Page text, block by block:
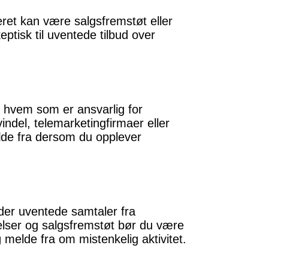
kan være salgsfremstøt eller
til uventede tilbud over
som er ansvarlig for
telemarketingfirmaer eller
fra dersom du opplever
uventede samtaler fra
og salgsfremstøt bør du være
fra om mistenkelig aktivitet.